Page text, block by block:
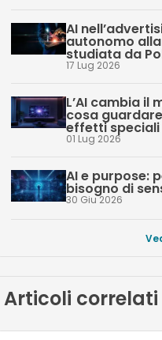
AI
autonomo alla
studiata da
17 Lug 2026
L’AI cambia il
cosa
effetti speciali
01 Lug 2026
AI e purpose:
bisogno di
30 Giu 2026
Articoli correlati